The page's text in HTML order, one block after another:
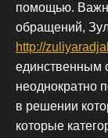
помощью.
обращений,
http://
единственным
неоднократно
в решении
которые